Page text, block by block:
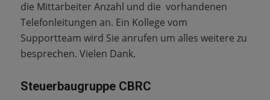
die Mittarbeiter Anzahl und die vorhandenen
Telefonleitungen an. Ein Kollege vom
Supportteam wird Sie anrufen um alles weitere zu
besprechen. Vielen Dank.
Steuerbaugruppe CBRC